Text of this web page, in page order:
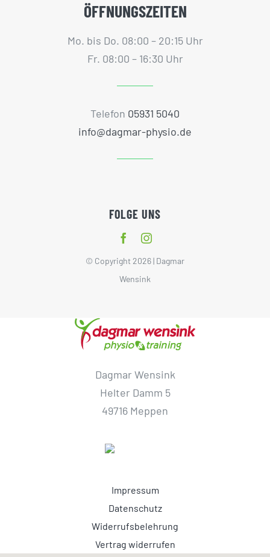
ÖFFNUNGSZEITEN
Mo. bis Do. 08:00 – 20:15 Uhr
Fr. 08:00 – 16:30 Uhr
Telefon 05931 5040
info@dagmar-physio.de
FOLGE UNS
© Copyright 2026 | Dagmar
Wensink
Dagmar Wensink
Helter Damm 5
49716 Meppen
Impressum
Datenschutz
Widerrufsbelehrung
Vertrag widerrufen